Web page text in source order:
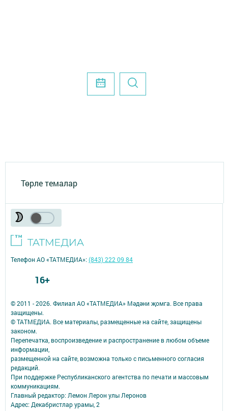
Төрле темалар
© 2011 - 2026. Филиал АО «ТАТМЕДИА» Мәдәни җомга. Все права
защищены.
© ТАТМЕДИА. Все материалы, размещенные на сайте, защищены
законом.
Перепечатка, воспроизведение и распространение в любом объеме
информации,
размещенной на сайте, возможна только с письменного согласия
редакций.
При поддержке Республиканского агентства по печати и массовым
коммуникациям.
Главный редактор: Лемон Лерон улы Леронов
Адрес: Декабристлар урамы, 2
Телефон АО «ТАТМЕДИА»:(843) 222 09 84
16+